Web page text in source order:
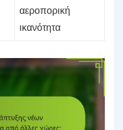
αεροπορική
ικανότητα